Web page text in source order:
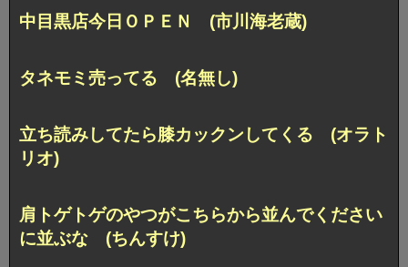
中目黒店今日ＯＰＥＮ (市川海老蔵)
タネモミ売ってる (名無し)
立ち読みしてたら膝カックンしてくる (オラト
リオ)
肩トゲトゲのやつがこちらから並んでください
に並ぶな (ちんすけ)